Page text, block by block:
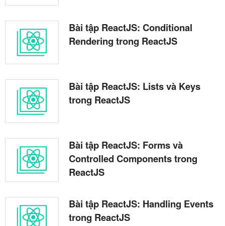
Bài tập ReactJS: Conditional
Rendering trong ReactJS
Bài tập ReactJS: Lists và Keys
trong ReactJS
Bài tập ReactJS: Forms và
Controlled Components trong
ReactJS
Bài tập ReactJS: Handling Events
trong ReactJS